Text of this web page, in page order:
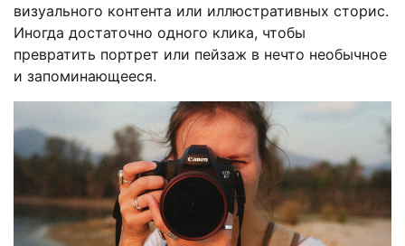
визуального контента или иллюстративных сторис.
Иногда достаточно одного клика, чтобы
превратить портрет или пейзаж в нечто необычное
и запоминающееся.